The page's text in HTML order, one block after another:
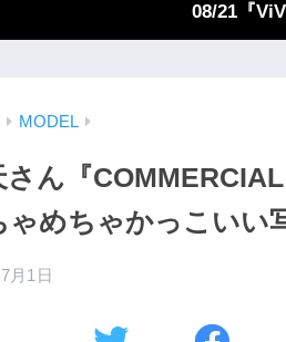
08/21『
MODEL
さん『
ゃめちゃかっこいい
月1日